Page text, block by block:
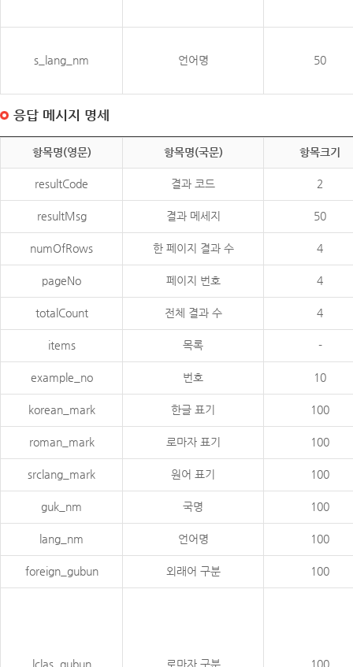
s_lang_nm 언어명 50
응답 메시지 명세
항목명(영문) 항목명(국문) 항목크기
resultCode 결과 코드 2
resultMsg 결과 메세지 50
numOfRows 한 페이지 결과 수 4
pageNo 페이지 번호 4
totalCount 전체 결과 수 4
items 목록 -
example_no 번호 10
korean_mark 한글 표기 100
roman_mark 로마자 표기 100
srclang_mark 원어 표기 100
guk_nm 국명 100
lang_nm 언어명 100
foreign_gubun 외래어 구분 100
lclas_gubun 로마자 구분 100